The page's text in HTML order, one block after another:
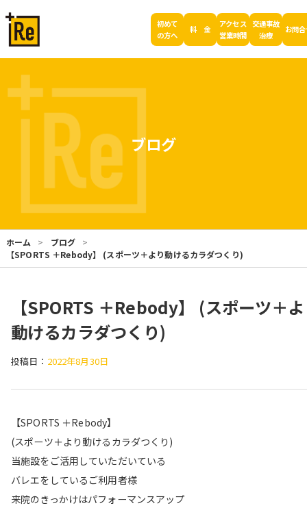
初めて
の方へ
料 金
アクセス
営業時間
交通事故
治療
お問
ブログ
ホーム
ブログ
【SPORTS ＋Rebody】 (スポーツ＋より動けるカラダつくり)
【SPORTS ＋Rebody】 (スポーツ＋
動けるカラダつくり)
投稿日： 2022年8月30日
【SPORTS ＋Rebody】
(スポーツ＋より動けるカラダつくり)
当施設をご活用していただいている
バレエをしているご利用者様
来院のきっかけはパフォーマンスアップ